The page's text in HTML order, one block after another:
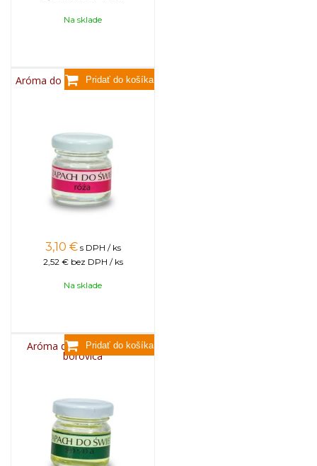
Na sklade
Aróma do sviečok, 25g - ruža
3,10 € s DPH / ks
2,52 € bez DPH / ks
Na sklade
Aróma do sviečok, 25g -
borovica